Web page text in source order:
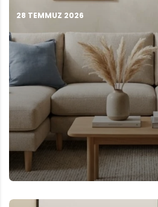
28 TEMMUZ 2026